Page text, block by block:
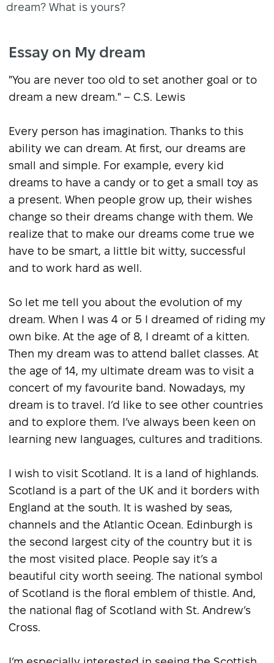
dream? What is yours?
Essay on My dream
"You are never too old to set another goal or to
dream a new dream." – C.S. Lewis
Every person has imagination. Thanks to this
ability we can dream. At first, our dreams are
small and simple. For example, every kid
dreams to have a candy or to get a small toy as
a present. When people grow up, their wishes
change so their dreams change with them. We
realize that to make our dreams come true we
have to be smart, a little bit witty, successful
and to work hard as well.
So let me tell you about the evolution of my
dream. When I was 4 or 5 I dreamed of riding my
own bike. At the age of 8, I dreamt of a kitten.
Then my dream was to attend ballet classes. At
the age of 14, my ultimate dream was to visit a
concert of my favourite band. Nowadays, my
dream is to travel. I’d like to see other countries
and to explore them. I’ve always been keen on
learning new languages, cultures and traditions.
I wish to visit Scotland. It is a land of highlands.
Scotland is a part of the UK and it borders with
England at the south. It is washed by seas,
channels and the Atlantic Ocean. Edinburgh is
the second largest city of the country but it is
the most visited place. People say it’s a
beautiful city worth seeing. The national symbol
of Scotland is the floral emblem of thistle. And,
the national flag of Scotland with St. Andrew’s
Cross.